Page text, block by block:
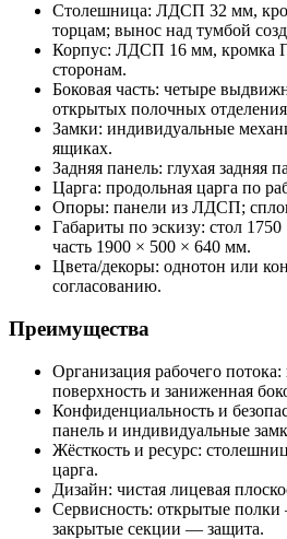
Столешница: ЛДСП 32 мм,
торцам; вынос над тумбой
Корпус: ЛДСП 16 мм, кромка
сторонам.
Боковая часть: четыре
открытых полочных
Замки: индивидуальные
ящиках.
Задняя панель: глухая задняя
Царга: продольная царга по
Опоры: панели из ЛДСП;
Габариты по эскизу: стол
часть 1900 × 500 × 640 мм.
Цвета/декоры: однотон или
согласованию.
Преимущества
Организация рабочего потока:
поверхность и заниженная
Конфиденциальность и
панель и индивидуальные
Жёсткость и ресурс:
царга.
Дизайн: чистая лицевая
Сервисность: открытые
закрытые секции — защита.